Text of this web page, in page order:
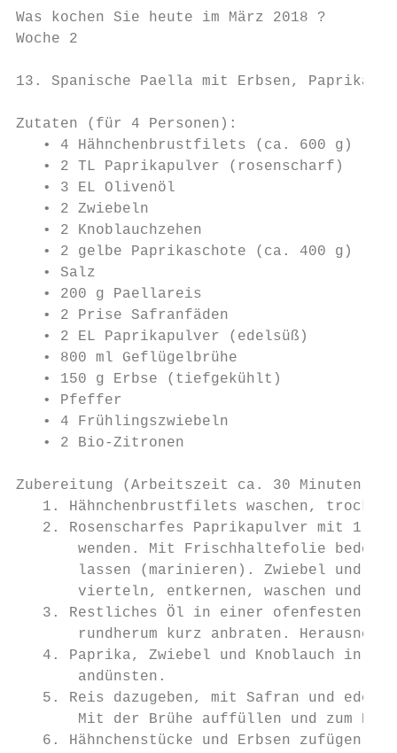
Was kochen Sie heute im März 2018 ?
Woche 2
13. Spanische Paella mit Erbsen, Paprika
Zutaten (für 4 Personen):
   • 4 Hähnchenbrustfilets (ca. 600 g)
   • 2 TL Paprikapulver (rosenscharf)
   • 3 EL Olivenöl
   • 2 Zwiebeln
   • 2 Knoblauchzehen
   • 2 gelbe Paprikaschote (ca. 400 g)
   • Salz
   • 200 g Paellareis
   • 2 Prise Safranfäden
   • 2 EL Paprikapulver (edelsüß)
   • 800 ml Geflügelbrühe
   • 150 g Erbse (tiefgekühlt)
   • Pfeffer
   • 4 Frühlingszwiebeln
   • 2 Bio-Zitronen
Zubereitung (Arbeitszeit ca. 30 Minuten):
1. Hähnchenbrustfilets waschen,
2. Rosenscharfes Paprikapulver mit 1
wenden. Mit Frischhaltefolie
lassen (marinieren). Zwiebel und
vierteln, entkernen, waschen und in
3. Restliches Öl in einer ofenfesten
rundherum kurz anbraten.
4. Paprika, Zwiebel und Knoblauch in
       andünsten.
5. Reis dazugeben, mit Safran und
Mit der Brühe auffüllen und zum
6. Hähnchenstücke und Erbsen zufügen.